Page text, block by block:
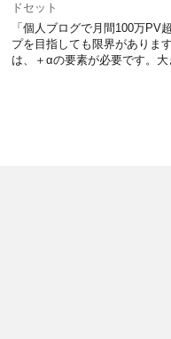
ドセット
「個人ブログで月間100万PV
プを目指しても限界がありま
は、＋αの要素が必要です。